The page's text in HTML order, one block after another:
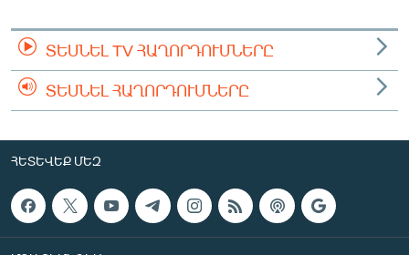
ՏԵՍՆԵԼ TV ՀԱՂՈՐԴՈՒՄՆԵՐԸ
ՏԵՍՆԵԼ ՀԱՂՈՐԴՈՒՄՆԵՐԸ
ՀԵՏԵՎԵՔ ՄԵԶ